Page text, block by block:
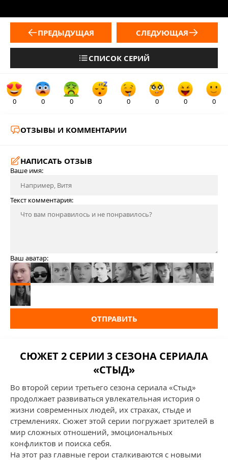
ПРЕДЫДУЩАЯ
СПИСОК СЕРИЙ
СЛЕДУЮЩАЯ
0 0 0 0 0 0 0 0
ОТЗЫВЫ И КОММЕНТАРИИ
НАПИСАТЬ ОТЗЫВ
Ваше имя:
Текст комментария:
Ваш аватар:
ОТПРАВИТЬ
СЮЖЕТ 2 СЕРИИ 3 СЕЗОНА СЕРИАЛА
«СТЫД»
Во второй серии третьего сезона сериала «Стыд»
продолжает развиваться увлекательная история о
жизни современных людей, их страхах, стыде и
стремлениях. Сюжет этой серии погружает зрителей в
мир сложных отношений, эмоциональных
конфликтов и поиска себя.
На этот раз главные герои сталкиваются с новыми